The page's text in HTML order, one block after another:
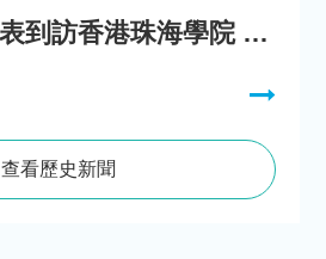
阿拉伯商會代表到訪香港珠海學院 參與「一帶一路」政策圓桌會議
查看歷史新聞